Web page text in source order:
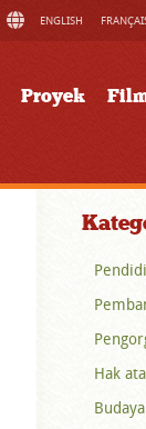
ENGLISH
Proyek
Hak